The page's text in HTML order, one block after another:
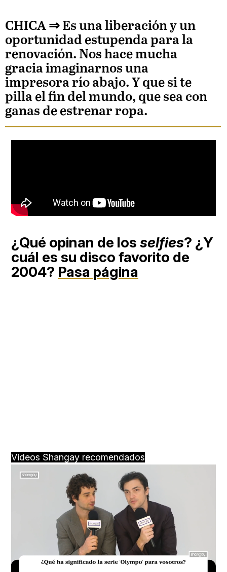
CHICA ⇒ Es una liberación y un
oportunidad estupenda para la
renovación. Nos hace mucha
gracia imaginarnos una
impresora río abajo. Y que si te
pilla el fin del mundo, que sea con
ganas de estrenar ropa.
¿Qué opinan de los selfies? ¿Y
cuál es su disco favorito de
2004? Pasa página
Videos Shangay recomendados